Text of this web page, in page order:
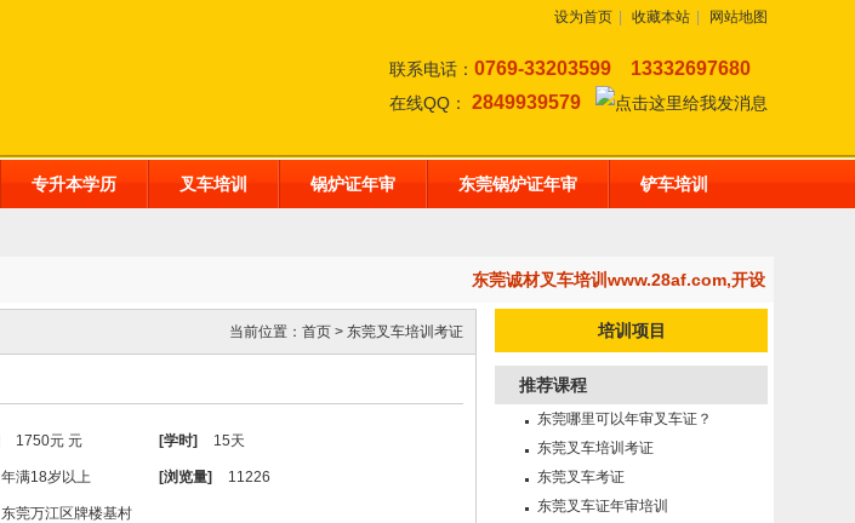
设为首页 收藏本站 网站地图
联系电话： 0769-33203599 13332697680
在线QQ： 2849939579
专升本学历 叉车培训 锅炉证年审 东莞锅炉证年审 铲车培训
东莞诚材叉车培训www.28af.com,开设：东莞挖掘
当前位置： 首页 > 东莞叉车培训考证
1750元 元 [学时] 15天
年满18岁以上 [浏览量] 11226
东莞万江区牌楼基村
培训项目
推荐课程
东莞哪里可以年审叉车证？
东莞叉车培训考证
东莞叉车考证
东莞叉车证年审培训